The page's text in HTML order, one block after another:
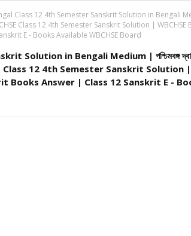
Class 12 4th Semester Sanskrit Solution in Bengali
| WBCHSE Class 12 4th Semester Sanskrit Solution |
E - Books Available WBCHSE Board
in Bengali Medium | পশ্চিমবঙ্গ
Class 12 4th Semester Sanskrit Solution |
Books Answer | Class 12 Sanskrit E -